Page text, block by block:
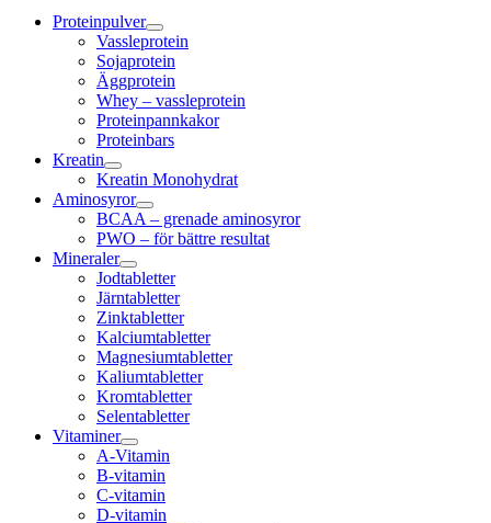
Proteinpulver
Vassleprotein
Sojaprotein
Äggprotein
Whey – vassleprotein
Proteinpannkakor
Proteinbars
Kreatin
Kreatin Monohydrat
Aminosyror
BCAA – grenade aminosyror
PWO – för bättre resultat
Mineraler
Jodtabletter
Järntabletter
Zinktabletter
Kalciumtabletter
Magnesiumtabletter
Kaliumtabletter
Kromtabletter
Selentabletter
Vitaminer
A-Vitamin
B-vitamin
C-vitamin
D-vitamin